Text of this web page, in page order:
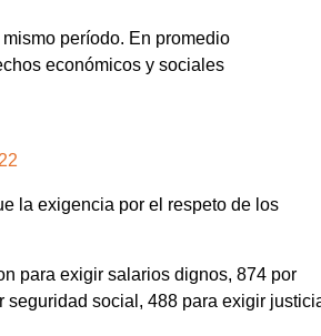
período. En promedio
económicos y sociales
la exigencia por el respeto de los
para exigir salarios dignos, 874 por
social, 488 para exigir